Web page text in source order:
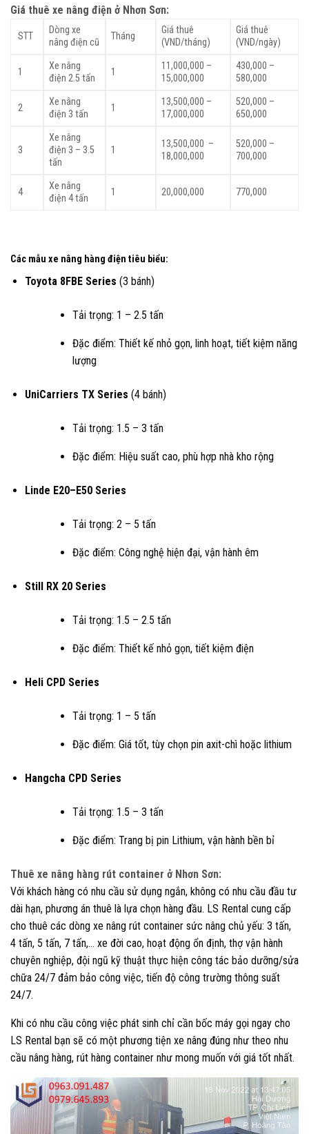
Giá thuê xe nâng điện ở Nhơn Sơn:
STT
Dòng xe
nâng điện cũ
Tháng
Giá thuê
(VND/tháng)
Giá thuê
(VND/ngày)
1
Xe nâng
điện 2.5 tấn
1
11,000,000 –
15,000,000
430,000 –
580,000
2
Xe nâng
điện 3 tấn
1
13,500,000 –
17,000,000
520,000 –
650,000
3
Xe nâng
điện 3 – 3.5
tấn
1
13,500,000 –
18,000,000
520,000 –
700,000
4
Xe nâng
điện 4 tấn
1 20,000,000 770,000
Các mẫu xe nâng hàng điện tiêu biểu:
Toyota 8FBE Series (3 bánh)
Tải trọng: 1 – 2.5 tấn
Đặc điểm: Thiết kế nhỏ gọn, linh hoạt, tiết kiệm năng
lượng
UniCarriers TX Series (4 bánh)
Tải trọng: 1.5 – 3 tấn
Đặc điểm: Hiệu suất cao, phù hợp nhà kho rộng
Linde E20–E50 Series
Tải trọng: 2 – 5 tấn
Đặc điểm: Công nghệ hiện đại, vận hành êm
Still RX 20 Series
Tải trọng: 1.5 – 2.5 tấn
Đặc điểm: Thiết kế nhỏ gọn, tiết kiệm điện
Heli CPD Series
Tải trọng: 1 – 5 tấn
Đặc điểm: Giá tốt, tùy chọn pin axit-chì hoặc lithium
Hangcha CPD Series
Tải trọng: 1.5 – 3 tấn
Đặc điểm: Trang bị pin Lithium, vận hành bền bỉ
Thuê xe nâng hàng rút container ở Nhơn Sơn:
Với khách hàng có nhu cầu sử dụng ngắn, không có nhu cầu đầu tư
dài hạn, phương án thuê là lựa chọn hàng đầu. LS Rental cung cấp
cho thuê các dòng xe nâng rút container sức nâng chủ yếu: 3 tấn,
4 tấn, 5 tấn, 7 tấn,… xe đời cao, hoạt động ổn định, thợ vận hành
chuyên nghiệp, đội ngũ kỹ thuật thực hiện công tác bảo dưỡng/sửa
chữa 24/7 đảm bảo công việc, tiến độ công trường thông suất
24/7.
Khi có nhu cầu công việc phát sinh chỉ cần bốc máy gọi ngay cho
LS Rental bạn sẽ có một phương tiện xe nâng đúng như theo nhu
cầu nâng hàng, rút hàng container như mong muốn với giá tốt nhất.